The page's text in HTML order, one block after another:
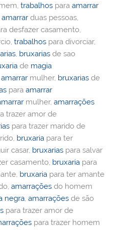
trabalhos paraamarrar
amarrar duas pessoas,
desfazer casamento,
trabalhos para divorciar,
, bruxarias de sao
de magia
amarrar mulher, bruxarias de
paraamarrar
mulher,amarrações
trazer amor de
para trazer marido de
bruxaria para ter
casar, bruxarias para salvar
casamento, bruxaria para
bruxaria para ter amante
amarrações do homem
negra,amarrações de são
para trazer amor de
para trazer homem